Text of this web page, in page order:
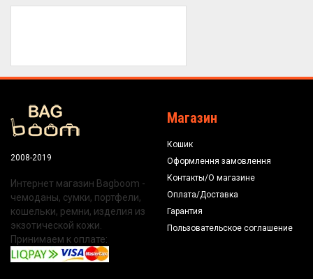
2008-2019
Интернет магазин Bagboom -
чемоданы, сумки, портфели,
кошельки, ремни, изделия из
экзотической кожи.
Принимаем к оплате:
Магазин
Кошик
Оформлення замовлення
Контакты/О магазине
Оплата/Доставка
Гарантия
Пользовательское соглашение